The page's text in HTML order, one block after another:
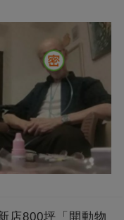
店800坪「開動物